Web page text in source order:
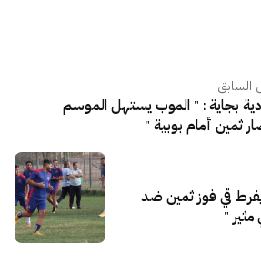
السابق
بجاية : " الموب يستهل الموسم
ثمين أمام بوبية "
قي فوز ثمين ضد
مثير "